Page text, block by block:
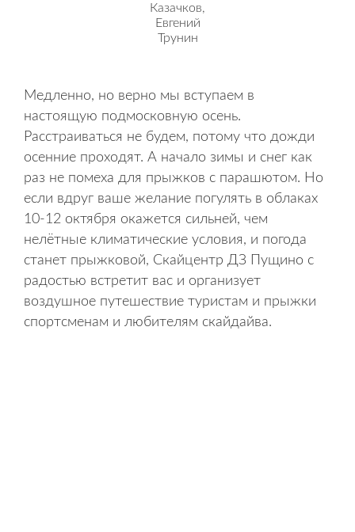
Казачков,
Евгений
Трунин
Медленно, но верно мы вступаем в
настоящую подмосковную осень.
Расстраиваться не будем, потому что дожди
осенние проходят. А начало зимы и снег как
раз не помеха для прыжков с парашютом. Но
если вдруг ваше желание погулять в облаках
10-12 октября окажется сильней, чем
нелётные климатические условия, и погода
станет прыжковой, Скайцентр ДЗ Пущино с
радостью встретит вас и организует
воздушное путешествие туристам и прыжки
спортсменам и любителям скайдайва.